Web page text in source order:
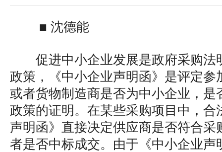
■ 沈德能
促进中小企业发展是政府采购法
政策，《中小企业声明函》是评定参
或者货物制造商是否为中小企业，是
政策的证明。在某些采购项目中，合
声明函》直接决定供应商是否符合采
者是否中标成交。由于《中小企业声